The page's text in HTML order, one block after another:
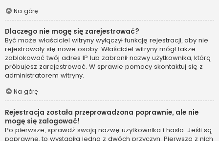
Na górę
Dlaczego nie mogę się zarejestrować?
Być może właściciel witryny wyłączył funkcję rejestracji, aby nie
rejestrowały się nowe osoby. Właściciel witryny mógł także
zablokować twój adres IP lub zabronił nazwy użytkownika, którą
próbujesz zarejestrować. W sprawie pomocy skontaktuj się z
administratorem witryny.
Na górę
Rejestracja została przeprowadzona poprawnie, ale nie
mogę się zalogować!
Po pierwsze, sprawdź swoją nazwę użytkownika i hasło. Jeśli są
poprawne, to wystąpiła jedna z dwóch przyczyn. Pierwszą z nich